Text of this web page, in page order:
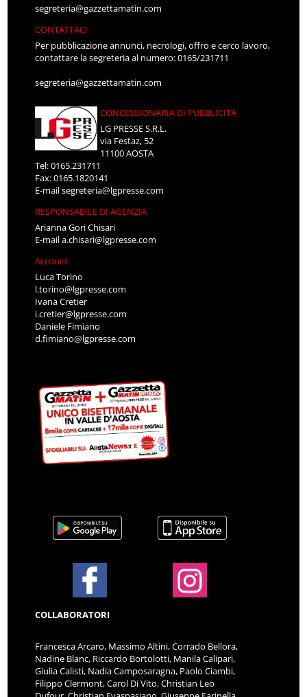
segreteria@gazzettamatin.com
CONTATTACI
Per pubblicazione annunci, necrologi, offro e cerco lavoro,
contattare la segreteria al numero: 0165/231711
segreteria@gazzettamatin.com
CONCESSIONARIA DI PUBBLICITÀ
LG PRESSE S.R.L.
via Festaz, 52
11100 AOSTA
Tel: 0165.231711
Fax: 0165.1820141
E-mailsegreteria@lgpresse.com
RESPONSABILE DI AGENZIA
Arianna Gori Chisari
E-maila.chisari@lgpresse.com
Account
Luca Torino
l.torino@lgpresse.com
Ivana Cretier
i.cretier@lgpresse.com
Daniele Fimiano
d.fimiano@lgpresse.com
COLLABORATORI
Francesca Arcaro, Massimo Altini, Corrado Bellora,
Nadine Blanc, Riccardo Bortolotti, Manila Calipari,
Giulia Calisti, Nadia Camposaragna, Paolo Ciambi,
Filippo Clermont, Carol Di Vito, Christian Leo